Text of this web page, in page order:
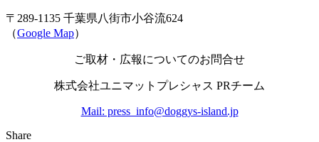
〒289-1135 千葉県八街市小谷流624
（Google Map）
ご取材・広報についてのお問合せ
株式会社ユニマットプレシャス PRチーム
Mail: press_info@doggys-island.jp
Share